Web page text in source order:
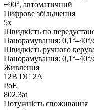
+90°, автоматичний
Цифрове збільшення
5х
Швидкість по
Панорамування:
Швидкість ручного
Панорамування:
Живлення
12В DC 2A
PoE
802.3at
Потужність споживання